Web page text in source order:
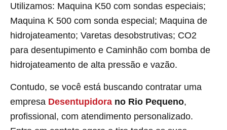
Utilizamos: Maquina K50 com sondas especiais;
Maquina K 500 com sonda especial; Maquina de
hidrojateamento; Varetas desobstrutivas; CO2
para desentupimento e Caminhão com bomba de
hidrojateamento de alta pressão e vazão.
Contudo, se você está buscando contratar uma
empresa Desentupidora no Rio Pequeno,
profissional, com atendimento personalizado.